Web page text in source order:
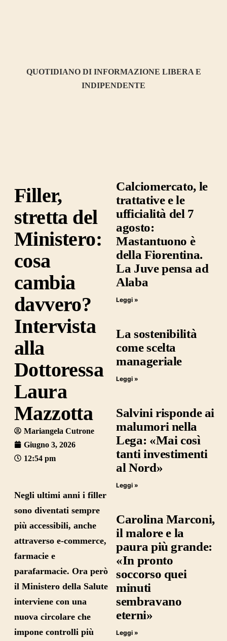
QUOTIDIANO DI INFORMAZIONE LIBERA E
INDIPENDENTE
Filler,
stretta del
Ministero:
cosa
cambia
davvero?
Intervista
alla
Dottoressa
Laura
Mazzotta
Mariangela Cutrone
Giugno 3, 2026
12:54 pm
Negli ultimi anni i filler
sono diventati sempre
più accessibili, anche
attraverso e-commerce,
farmacie e
parafarmacie. Ora però
il Ministero della Salute
interviene con una
nuova circolareche
impone controlli più
Calciomercato, le
trattative e le
ufficialità del 7
agosto:
Mastantuono è
della Fiorentina.
La Juve pensa ad
Alaba
Leggi »
La sostenibilità
come scelta
manageriale
Leggi »
Salvini risponde ai
malumori nella
Lega: «Mai così
tanti investimenti
al Nord»
Leggi »
Carolina Marconi,
il malore e la
paura più grande:
«In pronto
soccorso quei
minuti
sembravano
eterni»
Leggi »